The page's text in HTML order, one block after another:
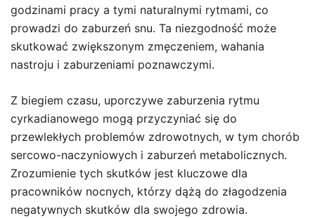
godzinami pracy a tymi naturalnymi rytmami, co
prowadzi do zaburzeń snu. Ta niezgodność może
skutkować zwiększonym zmęczeniem, wahania
nastroju i zaburzeniami poznawczymi.
Z biegiem czasu, uporczywe zaburzenia rytmu
cyrkadianowego mogą przyczyniać się do
przewlekłych problemów zdrowotnych, w tym chorób
sercowo-naczyniowych i zaburzeń metabolicznych.
Zrozumienie tych skutków jest kluczowe dla
pracowników nocnych, którzy dążą do złagodzenia
negatywnych skutków dla swojego zdrowia.